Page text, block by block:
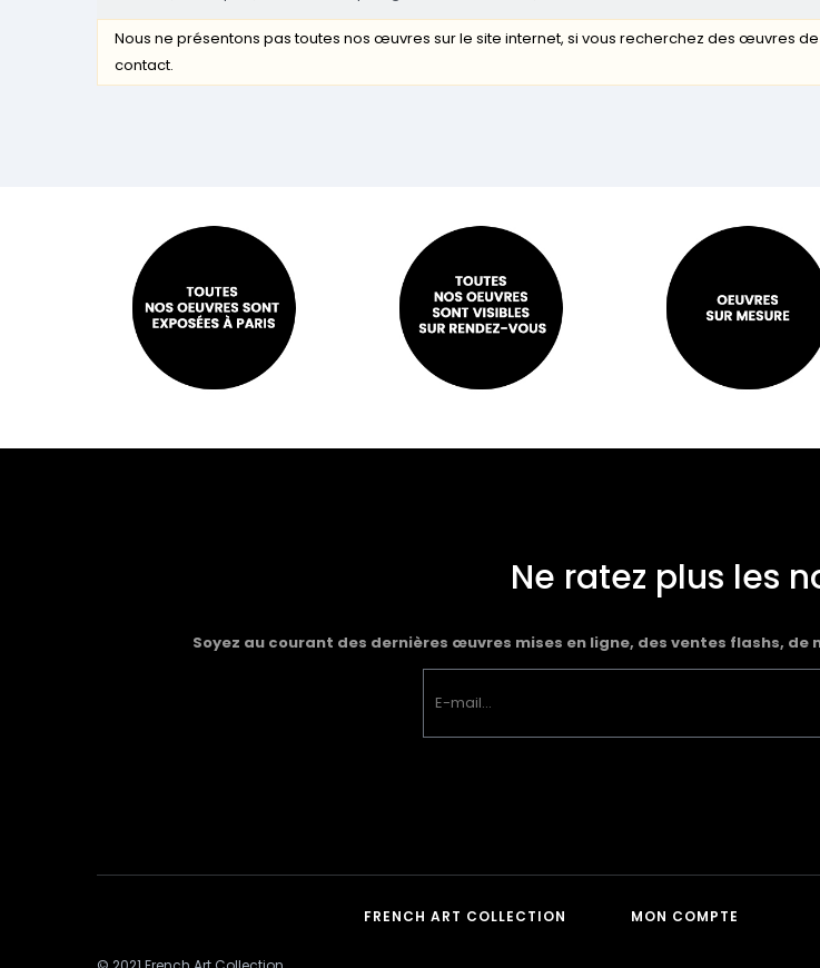
Nous ne présentons pas toutes nos œuvres sur le site internet, si vous recherchez des œuvres
contact.
Ne ratez plus les
Soyez au courant des dernières œuvres mises en ligne, des ventes flashs,
FRENCH ART COLLECTION MON COMPTE